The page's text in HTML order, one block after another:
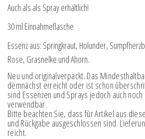
Auch als als Spray erhältlich!
30 ml Einnahmeflasche
Essenz aus: Springkraut, Holunder,
Rose, Grasnelke und Ahorn.
Neu und originalverpackt. Das
demnächst erreicht oder ist schon
sind Essenzen und Sprays jedoch auch
verwendbar.
Bitte beachten Sie, dass für Artikel aus
und Rückgabe ausgeschlossen sind.
reicht.